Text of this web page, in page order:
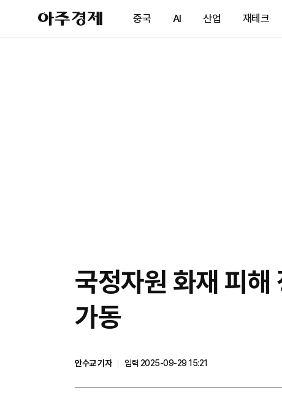
아
주
제
중국 AI 산업 재테크
국정자원 화재 피
가동
안수교 기자
입력 2025-09-29 15:21